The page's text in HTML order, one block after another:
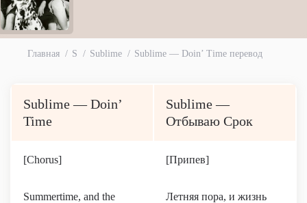
Главная S Sublime Sublime — Doin’ Time перевод
Sublime — Doin’
Time
Sublime —
Отбываю Срок
[Chorus] [Припев]
Summertime, and the
Летняя пора, и жизнь